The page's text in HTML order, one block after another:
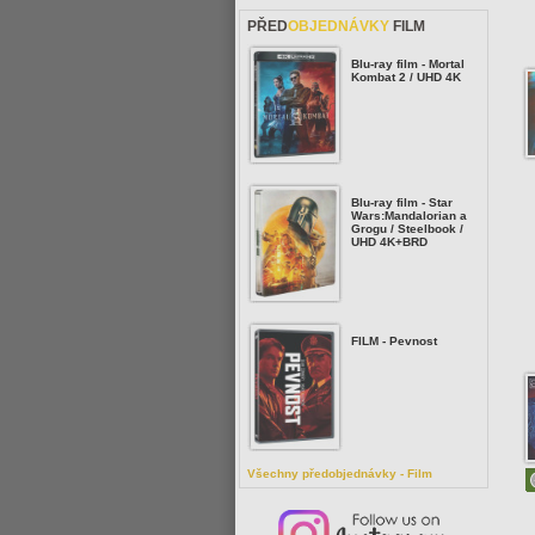
PŘEDOBJEDNÁVKY FILM
Blu-ray film - Mortal
Kombat 2 / UHD 4K
Blu-ray film - Star
Wars:Mandalorian a
Grogu / Steelbook /
UHD 4K+BRD
FILM - Pevnost
Všechny předobjednávky - Film